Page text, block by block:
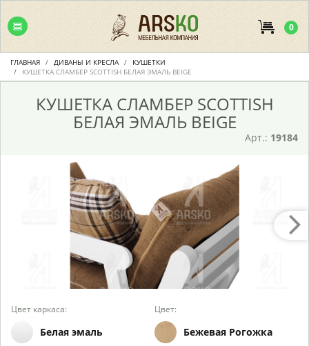
0
ГЛАВНАЯ ДИВАНЫ И КРЕСЛА
КУШЕТКИ
КУШЕТКА СЛАМБЕР SCOTTISH БЕЛАЯ ЭМАЛЬ BEIGE
КУШЕТКА СЛАМБЕР SCOTTISH
БЕЛАЯ ЭМАЛЬ BEIGE
Арт.: 19184
Цвет каркаса:
Белая эмаль
Цвет:
Бежевая Рогожка